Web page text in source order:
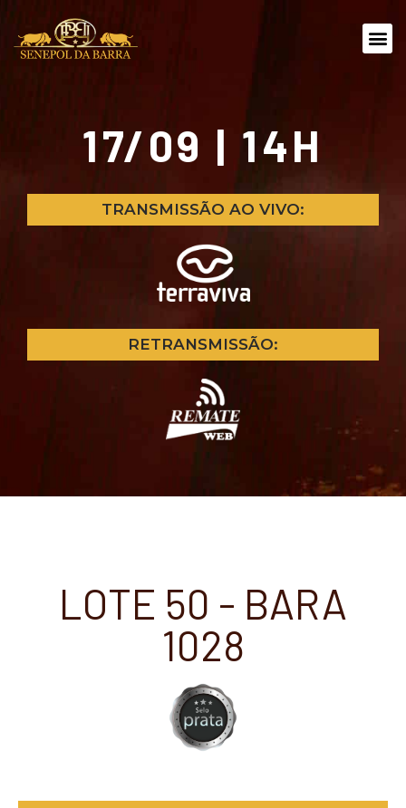
17/09 | 14H
TRANSMISSÃO AO VIVO:
RETRANSMISSÃO:
LOTE 50 - BARA
1028